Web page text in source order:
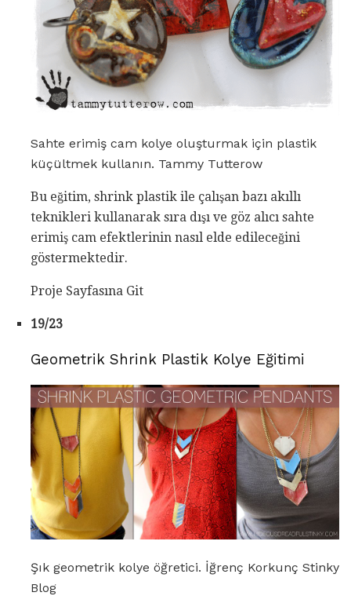
Sahte erimiş cam kolye oluşturmak için plastik
küçültmek kullanın. Tammy Tutterow
Bu eğitim, shrink plastik ile çalışan bazı akıllı
teknikleri kullanarak sıra dışı ve göz alıcı sahte
erimiş cam efektlerinin nasıl elde edileceğini
göstermektedir.
Proje Sayfasına Git
19/23
Geometrik Shrink Plastik Kolye Eğitimi
Şık geometrik kolye öğretici. İğrenç Korkunç Stinky
Blog